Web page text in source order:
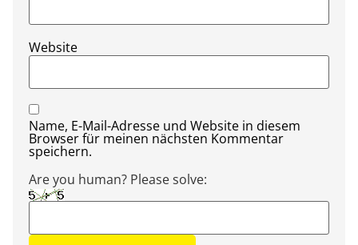
Website
Name, E-Mail-Adresse und Website in diesem
Browser für meinen nächsten Kommentar
speichern.
Are you human? Please solve: